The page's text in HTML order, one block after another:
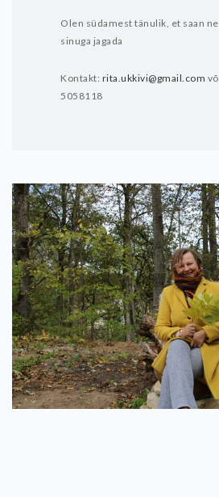
Olen südamest tänulik, et saan
sinuga jagada
Kontakt: rita.ukkivi@gmail.com
5058118